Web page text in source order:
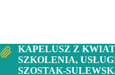
KAPELUSZ Z
SZKOLENIA,
SZOSTAK-